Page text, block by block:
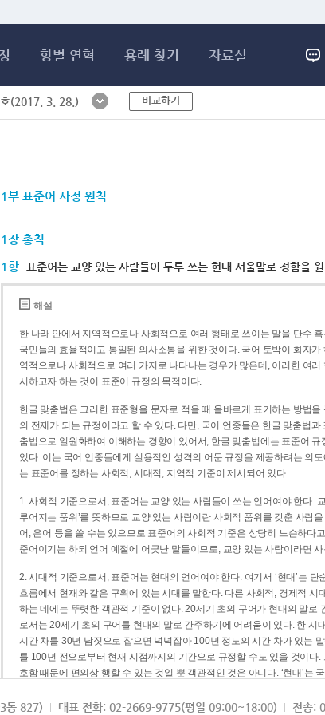
항별 연혁 용례 찾기 자료실
(2017. 3. 28.) 비교하기
부 표준어 사정 원칙
장 총칙
항 표준어는 교양 있는 사람들이 두루 쓰는 현대 서울말로 정함을 원
해설
한 나라 안에서 지역적으로나 사회적으로 여러 형태로 쓰이는 말을 단수
국민들의 효율적이고 통일된 의사소통을 위한 것이다. 국어 토박이 화자
역적으로나 사회적으로 여러 가지로 나타나는 경우가 많은데, 이러한 여
시하고자 하는 것이 표준어 규정의 목적이다.
한글 맞춤법은 그러한 표준형을 문자로 적을 때 올바르게 표기하는 방법
의 전제가 되는 규정이라고 할 수 있다. 다만, 국어 언중들은 한글 맞춤법
춤법으로 일원화하여 이해하는 경향이 있어서, 한글 맞춤법에는 표준어
있다. 이는 국어 언중들에게 실용적인 성격의 어문 규정을 제공하려는 의
는 표준어를 정하는 사회적, 시대적, 지역적 기준이 제시되어 있다.
1. 사회적 기준으로서, 표준어는 교양 있는 사람들이 쓰는 언어여야 한다.
루어지는 품위’를 뜻하므로 교양 있는 사람이란 사회적 품위를 갖춘 사람
어, 은어 등을 쓸 수는 있으므로 표준어의 사회적 기준은 상당히 느슨하다
준어이기는 하되 언어 예절에 어긋난 말들이므로, 교양 있는 사람이라면
2. 시대적 기준으로서, 표준어는 현대의 언어여야 한다. 여기서 ‘현대’는
흐름에서 현재와 같은 구획에 있는 시대를 말한다. 다른 사회적, 경제적 시
하는 데에는 뚜렷한 객관적 기준이 없다. 20세기 초의 구어가 현대의 말로
로서는 20세기 초의 구어를 현대의 말로 간주하기에 어려움이 있다. 한 시
시간 차를 30년 남짓으로 잡으면 넉넉잡아 100년 정도의 시간 차가 있는
를 100년 전으로부터 현재 시점까지의 기간으로 규정할 수도 있을 것이다.
호함 때문에 편의상 행할 수 있는 것일 뿐 객관적인 것은 아니다. ‘현대’는
3. 지역적 기준으로서, 표준어는 서울말이어야 한다. 이는 표준어의 공용
동 827) 대표 전화: 02-2669-9775(평일 09:00~18:00) 전송: